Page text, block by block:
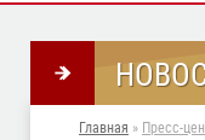
Главная » Пресс-